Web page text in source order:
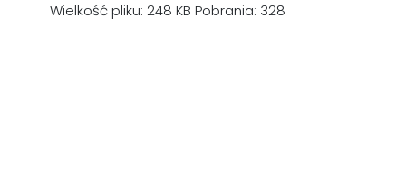
Wielkość pliku: 248 KB Pobrania: 328